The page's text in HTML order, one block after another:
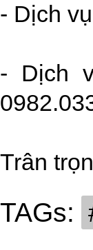
- Dịch
- Dịch
Trân
TAGs: